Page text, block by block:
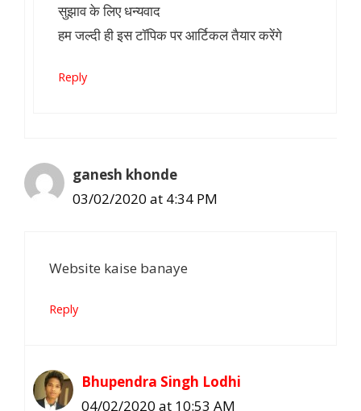
सुझाव के लिए धन्यवाद
हम जल्दी ही इस टॉपिक पर आर्टिकल तैयार करेंगे
Reply
ganesh khonde
03/02/2020 at 4:34 PM
Website kaise banaye
Reply
Bhupendra Singh Lodhi
04/02/2020 at 10:53 AM